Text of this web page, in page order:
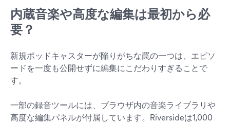
内蔵音楽や高度な編集は最初から必
要？
新規ポッドキャスターが陥りがちな罠の一つは、エピソ
ードを一度も公開せずに編集にこだわりすぎることで
す。
一部の録音ツールには、ブラウザ内の音楽ライブラリや
高度な編集パネルが付属しています。Riversideは1,000